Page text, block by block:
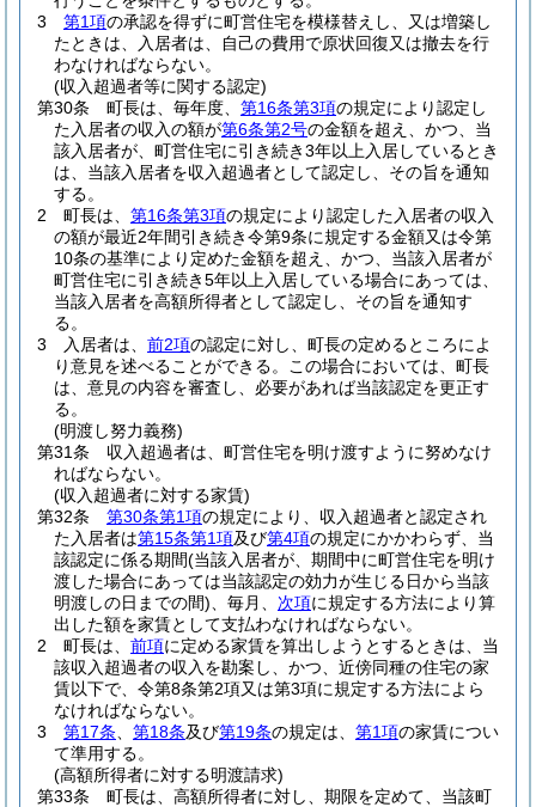
3
第1項の承認を得ずに町営住宅を模様替えし、又は増築し
たときは、入居者は、自己の費用で原状回復又は撤去を行
わなければならない。
(収入超過者等に関する認定)
第30条
町長は、毎年度、 第16条第3項の規定により認定し
た入居者の収入の額が第6条第2号の金額を超え、かつ、当
該入居者が、町営住宅に引き続き3年以上入居しているとき
は、当該入居者を収入超過者として認定し、その旨を通知
する。
2
町長は、 第16条第3項の規定により認定した入居者の収入
の額が最近2年間引き続き令第9条に規定する金額又は令第
10条の基準により定めた金額を超え、かつ、当該入居者が
町営住宅に引き続き5年以上入居している場合にあっては、
当該入居者を高額所得者として認定し、その旨を通知す
る。
3
入居者は、 前2項の認定に対し、町長の定めるところによ
り意見を述べることができる。
この場合においては、町長
は、意見の内容を審査し、必要があれば当該認定を更正す
る。
(明渡し努力義務)
第31条
収入超過者は、町営住宅を明け渡すように努めなけ
ればならない。
(収入超過者に対する家賃)
第32条
第30条第1項の規定により、収入超過者と認定され
た入居者は第15条第1項及び第4項の規定にかかわらず、当
該認定に係る期間(当該入居者が、期間中に町営住宅を明け
渡した場合にあっては当該認定の効力が生じる日から当該
明渡しの日までの間) 、毎月、 次項に規定する方法により算
出した額を家賃として支払わなければならない。
2
町長は、 前項に定める家賃を算出しようとするときは、当
該収入超過者の収入を勘案し、かつ、近傍同種の住宅の家
賃以下で、令第8条第2項又は第3項に規定する方法によら
なければならない。
3
第17条 第18条及び第19条の規定は、 第1項の家賃につい
て準用する。
(高額所得者に対する明渡請求)
第33条
町長は、高額所得者に対し、期限を定めて、当該町